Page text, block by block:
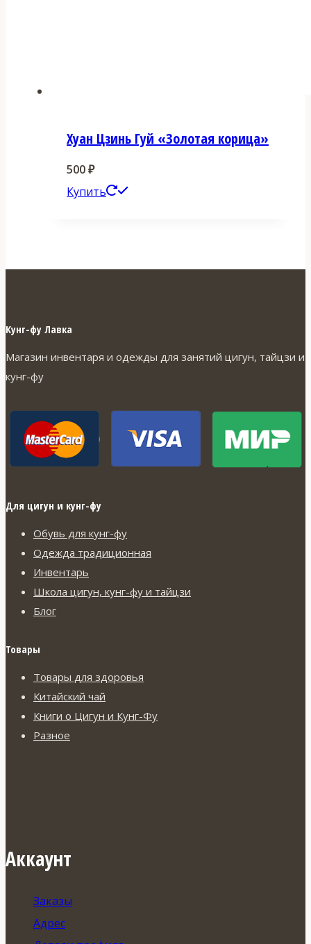
Хуан Цзинь Гуй «Золотая корица»
500₽
Купить
Этот
товара.
Кунг-фу Лавка
Магазин инвентаря и одежды для занятий цигун, тайцзи и
кунг-фу
Для цигун и кунг-фу
Обувь для кунг-фу
Одежда традиционная
Инвентарь
Школа цигун, кунг-фу и тайцзи
Блог
Товары
Товары для здоровья
Китайский чай
Книги о Цигун и Кунг-Фу
Разное
Аккаунт
Заказы
Адрес